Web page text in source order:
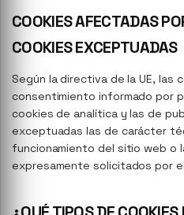
COOKIES AFECTADAS
COOKIES EXCEPTUADAS
Según la directiva de la UE, las
consentimiento informado por
cookies de analítica y las de
exceptuadas las de carácter
funcionamiento del sitio web o
expresamente solicitados por